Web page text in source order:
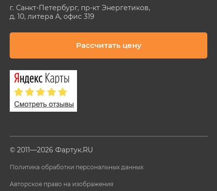
г. Санкт-Петербург, пр-кт Энергетиков,
д. 10, литера А, офис 319
Рассчитать цену
© 2011—2026 Фартук.RU
Политика обработки персональных данных
Авторское право на изображения